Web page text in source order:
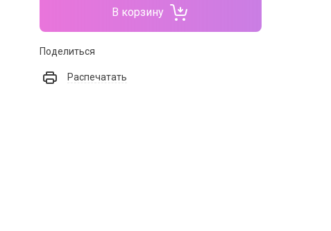
В корзину
Поделиться
Распечатать